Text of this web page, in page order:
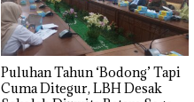
Puluhan Tahun ‘Bodong’ Tapi
Cuma Ditegur, LBH Desak